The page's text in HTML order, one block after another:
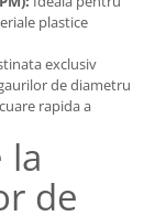
plastice
exclusiv
de diametru
rapida a
la
de